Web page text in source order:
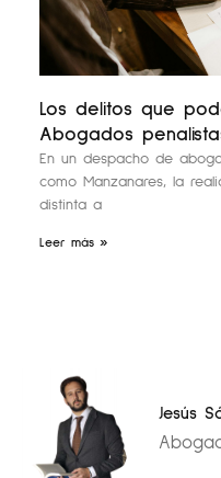
Los delitos que
Abogados
En un despacho de
como Manzanares, la
distinta a
Leer más »
Jesús